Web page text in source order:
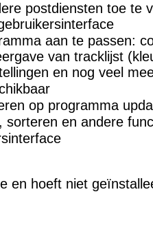
postdiensten toe te
aan te passen:
van tracklijst
en nog veel
op programma
sorteren en andere
en hoeft niet